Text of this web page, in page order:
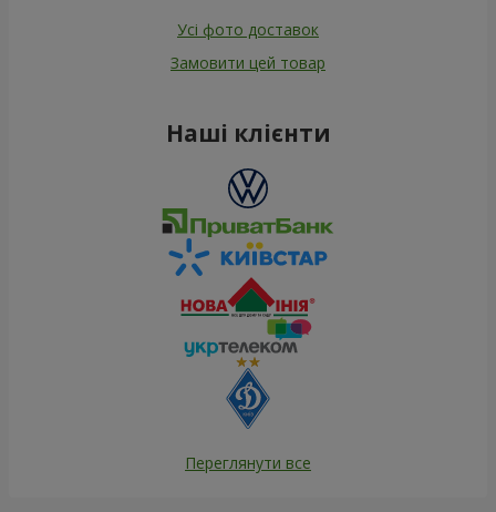
Усі фото доставок
Замовити цей товар
Наші клієнти
Переглянути все